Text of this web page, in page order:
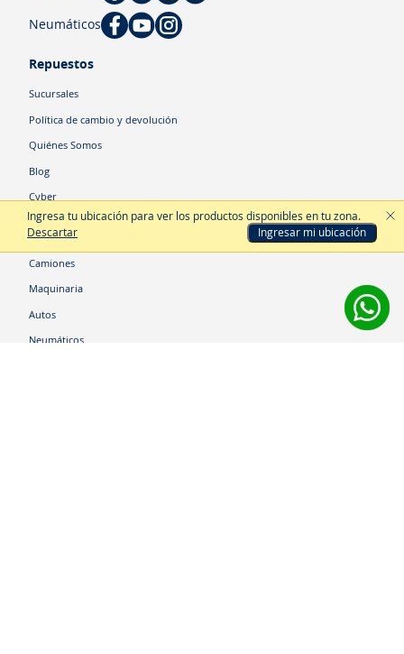
Ingresa tu ubicación para ver los productos disponibles en tu zona.
Descartar
Ingresar mi ubicación
Neumáticos
Repuestos
Sucursales
Política de cambio y devolución
Quiénes Somos
Blog
Cyber
Categorías
Camiones
Maquinaria
Autos
Neumáticos